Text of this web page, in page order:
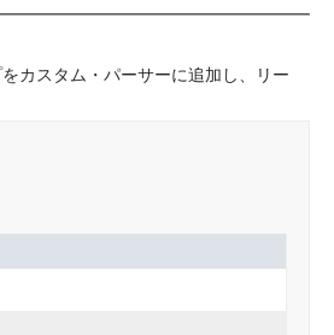
カスタム・パーサーに追加し、リー